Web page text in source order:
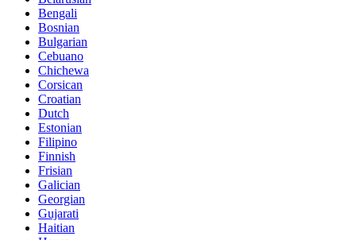
Bengali
Bosnian
Bulgarian
Cebuano
Chichewa
Corsican
Croatian
Dutch
Estonian
Filipino
Finnish
Frisian
Galician
Georgian
Gujarati
Haitian